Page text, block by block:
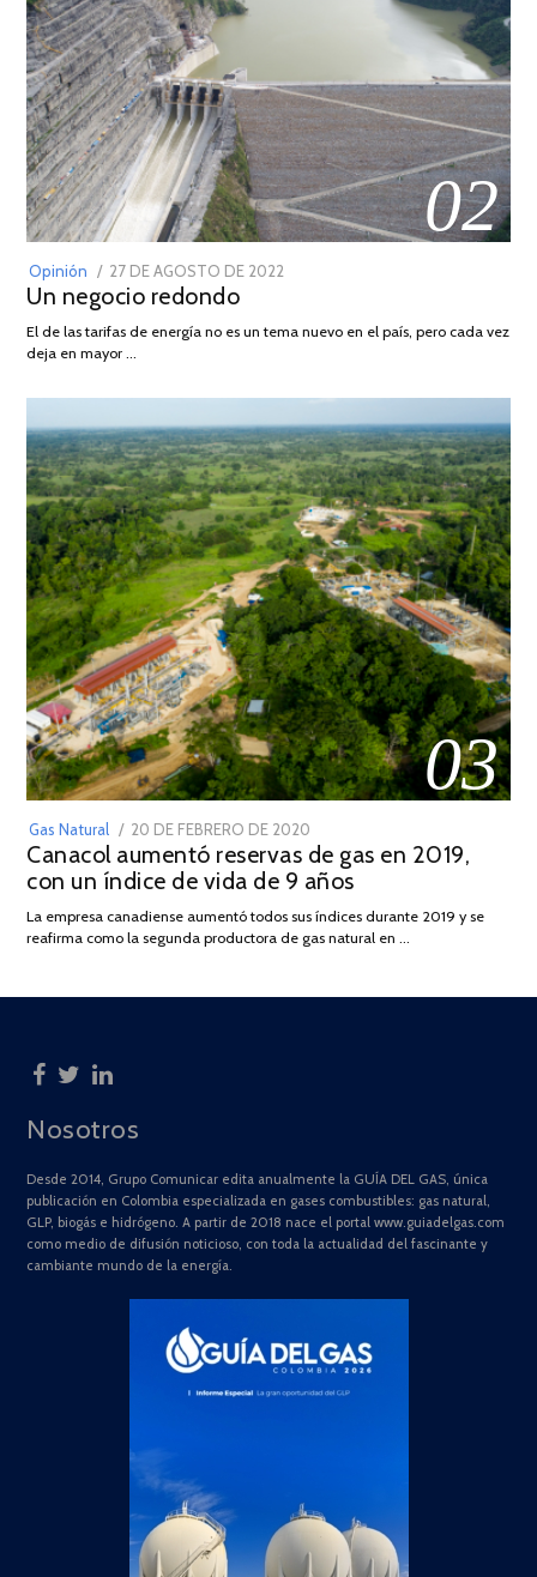
02
Opinión
POSTED
ON
27 DE AGOSTO DE 2022
DE
Un negocio redondo
El de las tarifas de energía no es un tema nuevo en el país, pero cada vez
deja en mayor …
03
Gas Natural
POSTED
ON
20 DE FEBRERO DE 2020
DE
JULIO
2025
Canacol aumentó reservas de gas en 2019,
con un índice de vida de 9 años
La empresa canadiense aumentó todos sus índices durante 2019 y se
reafirma como la segunda productora de gas natural en …
Nosotros
Desde 2014, Grupo Comunicar edita anualmente la GUÍA DEL GAS, única
publicación en Colombia especializada en gases combustibles: gas natural,
GLP, biogás e hidrógeno. A partir de 2018 nace el portal www.guiadelgas.com
como medio de difusión noticioso, con toda la actualidad del fascinante y
cambiante mundo de la energía.